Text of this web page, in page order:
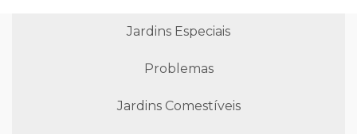
Jardins Especiais
Problemas
Jardins Comestíveis